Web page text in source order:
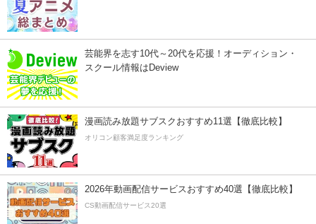
芸能界を志す10代～20代を応援！オーディション・
スクール情報はDeview
漫画読み放題サブスクおすすめ11選【徹底比較】
オリコン顧客満足度ランキング
2026年動画配信サービスおすすめ40選【徹底比較】
CS動画配信サービス20選